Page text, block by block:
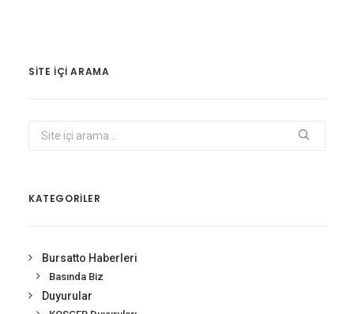
SITE IÇI ARAMA
KATEGORİLER
Bursatto Haberleri
Basında Biz
Duyurular